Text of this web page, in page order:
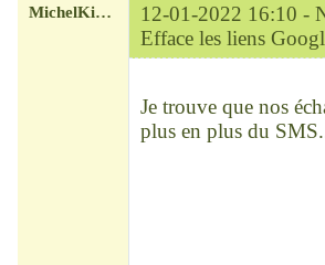
MichelKirsch 12-01-2022 16:10 -
Efface les liens
Je trouve que nos
plus en plus du